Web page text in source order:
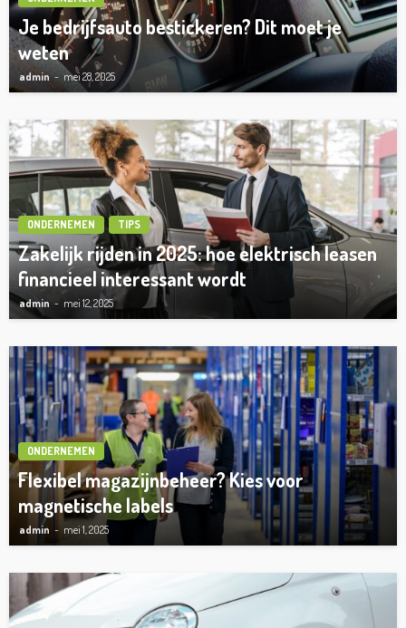
Je bedrijfsauto bestickeren? Dit moet je
weten
admin mei 28, 2025
ONDERNEMEN TIPS
Zakelijk rijden in 2025: hoe elektrisch leasen
financieel interessant wordt
admin mei 12, 2025
ONDERNEMEN
Flexibel magazijnbeheer? Kies voor
magnetische labels
admin mei 1, 2025